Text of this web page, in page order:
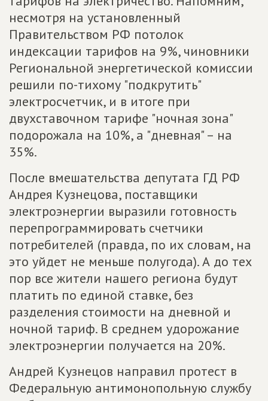
несмотря на установленный
Правительством РФ потолок
индексации тарифов на 9%, чиновники
Региональной энергетической комиссии
решили по-тихому "подкрутить"
электросчетчик, и в итоге при
двухставочном тарифе "ночная зона"
подорожала на 10%, а "дневная" – на
35%.
После вмешательства депутата ГД РФ
Андрея Кузнецова, поставщики
электроэнергии выразили готовность
перепрограммировать счетчики
потребителей (правда, по их словам, на
это уйдет не меньше полугода). А до тех
пор все жители нашего региона будут
платить по единой ставке, без
разделения стоимости на дневной и
ночной тариф. В среднем удорожание
электроэнергии получается на 20%.
Андрей Кузнецов направил протест в
Федеральную антимонопольную службу